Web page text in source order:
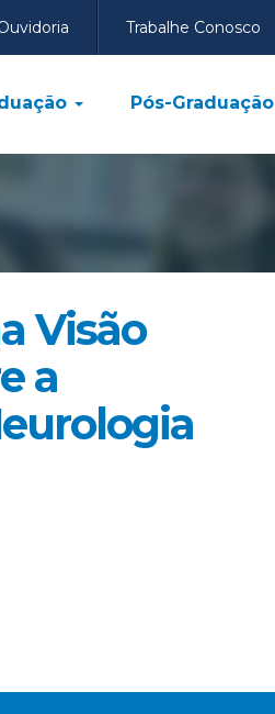
Trabalhe Conosco
Pós-Graduação
Visão
a